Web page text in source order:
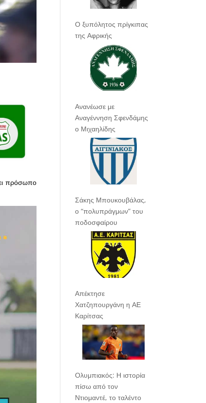
πρόσωπο
Ο ξυπόλητος πρίγκιπας
της Αφρικής
Ανανέωσε με
Αναγέννηση Σφενδάμης
ο Μιχαηλίδης
Σάκης Μπουκουβάλας,
ο “πολυπράγμων” του
ποδοσφαίρου
Απέκτησε
Χατζηπουργάνη η ΑΕ
Καρίτσας
Ολυμπιακός: Η ιστορία
πίσω από τον
Ντιομαντέ, το ταλέντο